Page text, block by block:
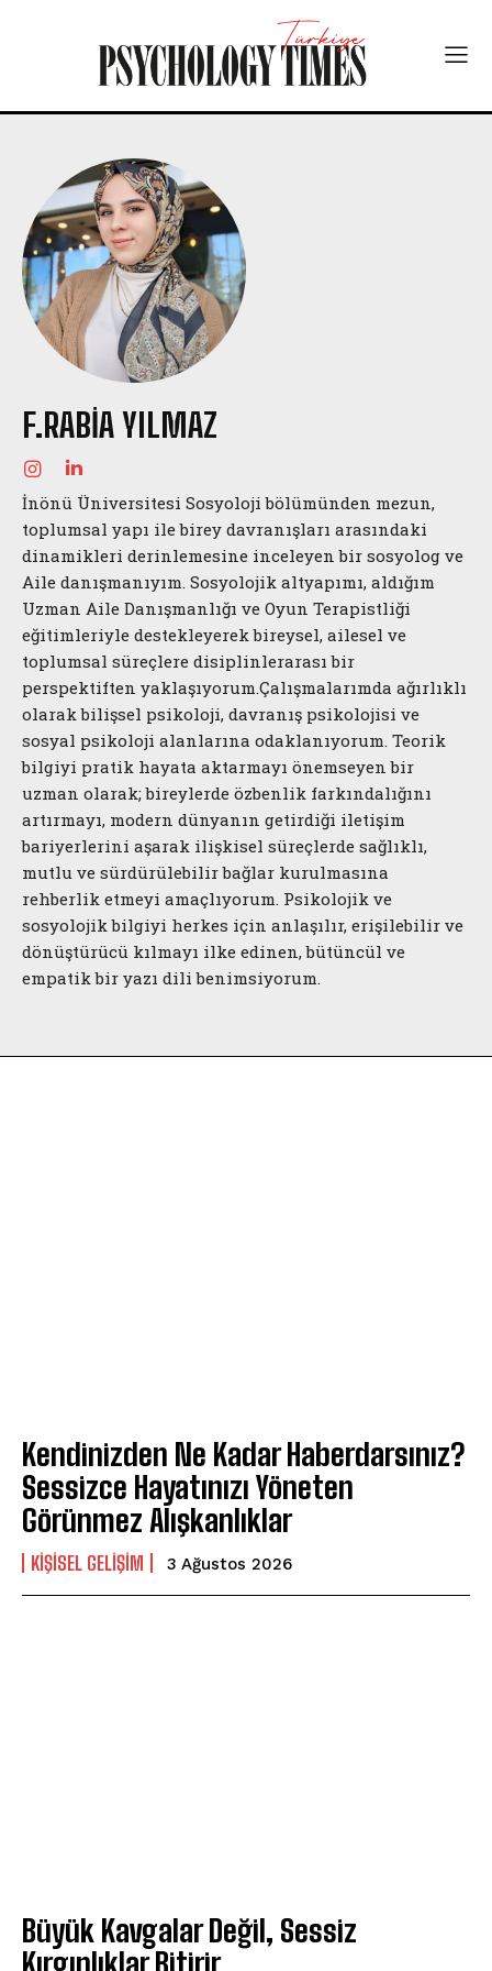
F.RABIA YILMAZ
İnönü Üniversitesi Sosyoloji bölümünden mezun,
toplumsal yapı ile birey davranışları arasındaki
dinamikleri derinlemesine inceleyen bir sosyolog ve
Aile danışmanıyım. Sosyolojik altyapımı, aldığım
Uzman Aile Danışmanlığı ve Oyun Terapistliği
eğitimleriyle destekleyerek bireysel, ailesel ve
toplumsal süreçlere disiplinlerarası bir
perspektiften yaklaşıyorum. ​Çalışmalarımda ağırlıklı
olarak bilişsel psikoloji, davranış psikolojisi ve
sosyal psikoloji alanlarına odaklanıyorum. Teorik
bilgiyi pratik hayata aktarmayı önemseyen bir
uzman olarak; bireylerde özbenlik farkındalığını
artırmayı, modern dünyanın getirdiği iletişim
bariyerlerini aşarak ilişkisel süreçlerde sağlıklı,
mutlu ve sürdürülebilir bağlar kurulmasına
rehberlik etmeyi amaçlıyorum. Psikolojik ve
sosyolojik bilgiyi herkes için anlaşılır, erişilebilir ve
dönüştürücü kılmayı ilke edinen, bütüncül ve
empatik bir yazı dili benimsiyorum.
Kendinizden Ne Kadar Haberdarsınız?
Sessizce Hayatınızı Yöneten
Görünmez Alışkanlıklar
KIŞISEL GELIŞIM 3 Ağustos 2026
Büyük Kavgalar Değil, Sessiz